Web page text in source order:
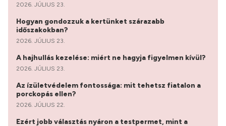
2026. JÚLIUS 23.
Hogyan gondozzuk a kertünket szárazabb
időszakokban?
2026. JÚLIUS 23.
A hajhullás kezelése: miért ne hagyja figyelmen kívül?
2026. JÚLIUS 23.
Az ízületvédelem fontossága: mit tehetsz fiatalon a
porckopás ellen?
2026. JÚLIUS 22.
Ezért jobb választás nyáron a testpermet, mint a